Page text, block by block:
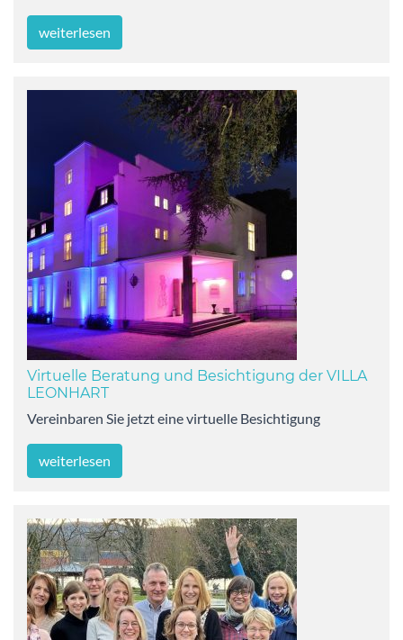
weiterlesen
Virtuelle Beratung und Besichtigung der VILLA
LEONHART
Vereinbaren Sie jetzt eine virtuelle Besichtigung
weiterlesen